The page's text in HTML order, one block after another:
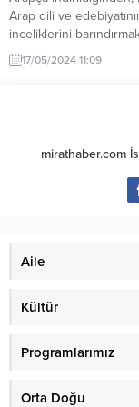
Arap dili ve
inceliklerini
nedenle âyetlerinde
metaforlar/mecazlar da
Metaforlar, kelimelerin
basit anlamlarının
geçerek, soyut
bir şekilde ifâde
sağlayarak yazılı ve
17/05/2024 11:09
mirathaber.com
Aile
Kültür
Programlarımız
Orta Doğu